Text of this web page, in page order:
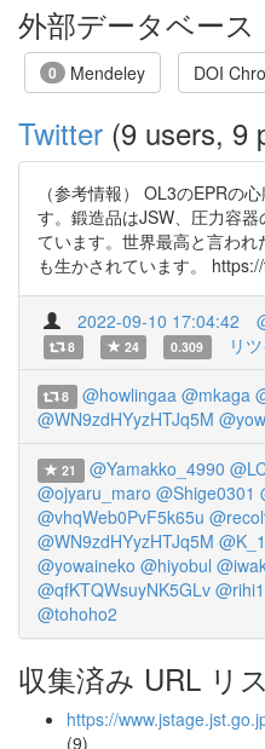
外部データベース
0 Mendeley DOI
Twitter (9 users, 9
（参考情報） OL3のEPRの
す。鍛造品はJSW、圧力容
ています。世界最高と言わ
も生かされています。
2022-09-10 17:04:42
8 24 0.309 リ
8 @howlingaa @mkaga
@WN9zdHYyzHTJq5M
21 @Yamakko_4990
@ojyaru_maro @Shige0301
@vhqWeb0PvF5k65u
@WN9zdHYyzHTJq5M
@yowaineko @hiyobul
@qfKTQWsuyNK5GLv
@tohoho2
収集済み URL リ
https://
(9)